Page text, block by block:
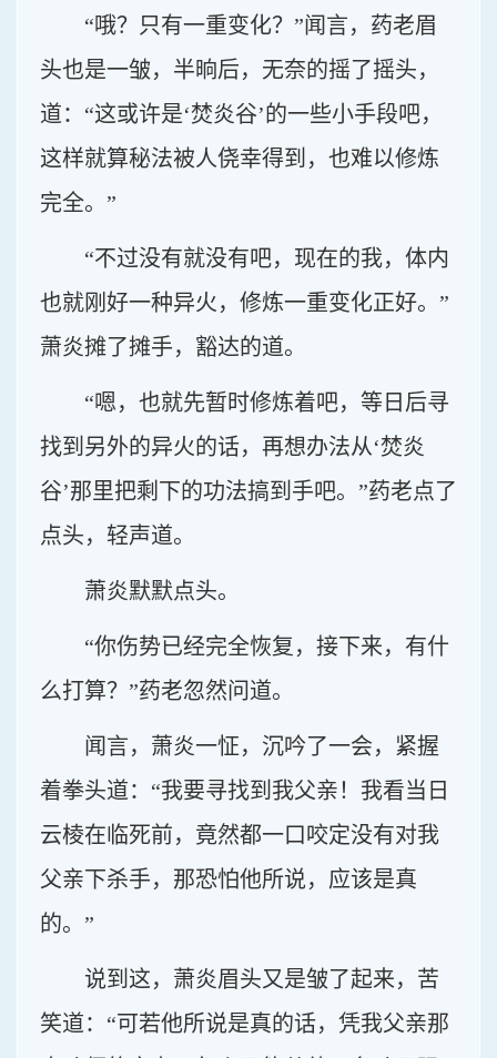
“哦？只有一重变化？”闻言，药老眉
头也是一皱，半晌后，无奈的摇了摇头，
道：“这或许是‘焚炎谷’的一些小手段吧，
这样就算秘法被人侥幸得到，也难以修炼
完全。”
“不过没有就没有吧，现在的我，体内
也就刚好一种异火，修炼一重变化正好。”
萧炎摊了摊手，豁达的道。
“嗯，也就先暂时修炼着吧，等日后寻
找到另外的异火的话，再想办法从‘焚炎
谷’那里把剩下的功法搞到手吧。”药老点了
点头，轻声道。
萧炎默默点头。
“你伤势已经完全恢复，接下来，有什
么打算？”药老忽然问道。
闻言，萧炎一怔，沉吟了一会，紧握
着拳头道：“我要寻找到我父亲！我看当日
云棱在临死前，竟然都一口咬定没有对我
父亲下杀手，那恐怕他所说，应该是真
的。”
说到这，萧炎眉头又是皱了起来，苦
笑道：“可若他所说是真的话，凭我父亲那